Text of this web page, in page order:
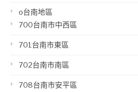
o台南地區
700台南市中西區
701台南市東區
702台南市南區
708台南市安平區